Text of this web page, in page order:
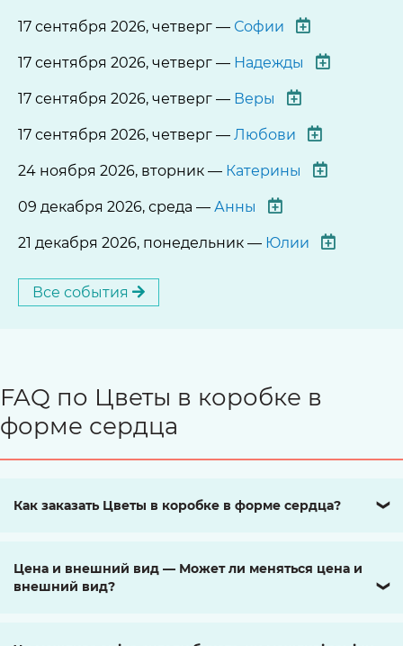
17 сентября 2026, четверг — Софии
17 сентября 2026, четверг — Надежды
17 сентября 2026, четверг — Веры
17 сентября 2026, четверг — Любови
24 ноября 2026, вторник — Катерины
09 декабря 2026, среда — Анны
21 декабря 2026, понедельник — Юлии
Все события
FAQ по Цветы в коробке в
форме сердца
Как заказать Цветы в коробке в форме сердца? ❯
Цена и внешний вид — Может ли меняться цена и
внешний вид?
❯